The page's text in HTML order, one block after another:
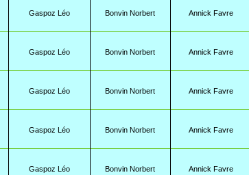
Gaspoz Léo Bonvin Norbert Annick Favre
Gaspoz Léo Bonvin Norbert Annick Favre
Gaspoz Léo Bonvin Norbert Annick Favre
Gaspoz Léo Bonvin Norbert Annick Favre
Gaspoz Léo Bonvin Norbert Annick Favre